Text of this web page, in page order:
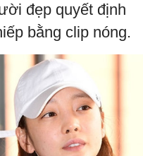
đẹp quyết định
bằng clip nóng.